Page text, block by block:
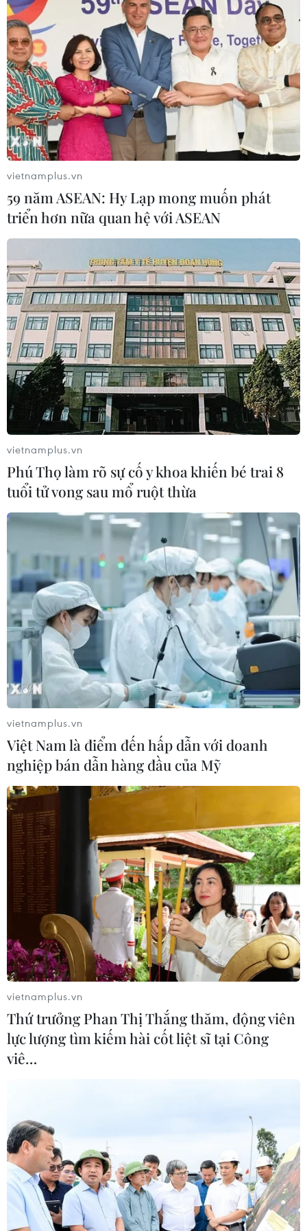
vietnamplus.vn
59 năm ASEAN: Hy Lạp mong muốn phát
triển hơn nữa quan hệ với ASEAN
vietnamplus.vn
Phú Thọ làm rõ sự cố y khoa khiến bé trai 8
tuổi tử vong sau mổ ruột thừa
vietnamplus.vn
Việt Nam là điểm đến hấp dẫn với doanh
nghiệp bán dẫn hàng đầu của Mỹ
vietnamplus.vn
Thứ trưởng Phan Thị Thắng thăm, động viên
lực lượng tìm kiếm hài cốt liệt sĩ tại Công
viê…